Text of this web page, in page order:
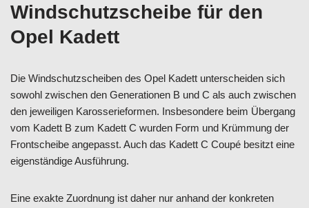
Windschutzscheibe für den
Opel Kadett
Die Windschutzscheiben des Opel Kadett unterscheiden sich
sowohl zwischen den Generationen B und C als auch zwischen
den jeweiligen Karosserieformen. Insbesondere beim Übergang
vom Kadett B zum Kadett C wurden Form und Krümmung der
Frontscheibe angepasst. Auch das Kadett C Coupé besitzt eine
eigenständige Ausführung.
Eine exakte Zuordnung ist daher nur anhand der konkreten